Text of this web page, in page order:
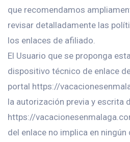
que recomendamos
revisar detalladamente las
los enlaces de afiliado.
El Usuario que se proponga
dispositivo técnico de enlace
portal https://
la autorización previa y escrita
https://
del enlace no implica en